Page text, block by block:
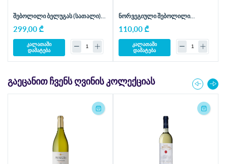
შებოლილი ბელუგას (სათალი)
299,00 ₾
კალათაში
დამატება
ნორვეგიული შებოლილი
110,00 ₾
კალათაში
დამატება
ᲒᲐᲔᲪᲐᲜᲘᲗ ᲩᲕᲔᲜᲡ ᲦᲕᲘᲜᲘᲡ ᲙᲝᲚᲔᲥᲪᲘᲐᲡ